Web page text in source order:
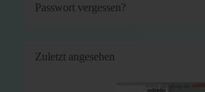
Passwort vergessen?
Zuletzt angesehen